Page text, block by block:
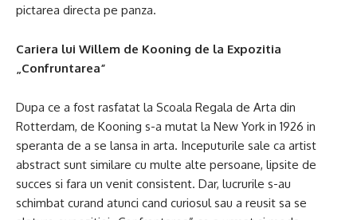
pictarea directa pe panza.
Cariera lui Willem de Kooning de la Expozitia
„Confruntarea”
Dupa ce a fost rasfatat la Scoala Regala de Arta din
Rotterdam, de Kooning s-a mutat la New York in 1926 in
speranta de a se lansa in arta. Inceputurile sale ca artist
abstract sunt similare cu multe alte persoane, lipsite de
succes si fara un venit consistent. Dar, lucrurile s-au
schimbat curand atunci cand curiosul sau a reusit sa se